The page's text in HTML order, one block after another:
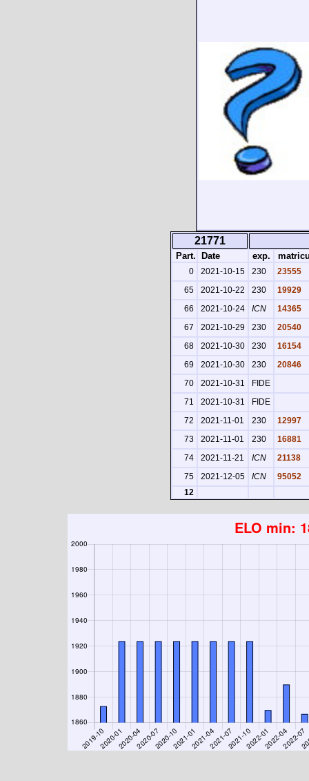
21771
Part. Date exp.
0 2021-10-15 230
23555
65
2021-10-22 230
19929
66
2021-10-24 ICN
14365
67
2021-10-29 230
20540
68
2021-10-30 230
16154
69
2021-10-30 230
20846
70
2021-10-31
FIDE
71
2021-10-31
FIDE
72
2021-11-01 230
12997
73
2021-11-01 230
16881
74
2021-11-21 ICN
21138
75
2021-12-05 ICN
95052
12